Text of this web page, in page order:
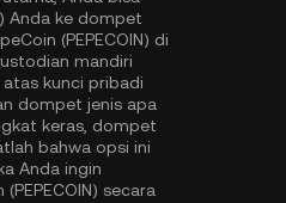
Anda ke dompet
(PEPECOIN) di
mandiri
kunci pribadi
dompet jenis apa
keras, dompet
bahwa opsi ini
Anda ingin
secara